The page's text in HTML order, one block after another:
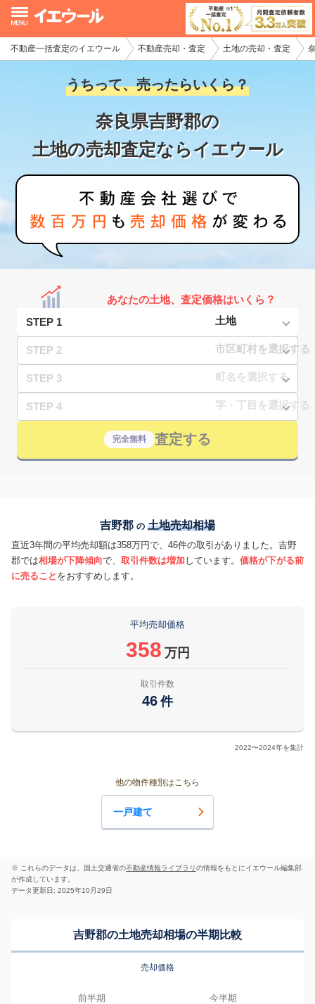
不動産一括査定のイエウール 不動産売却・査定 土地の売却・査定
うちって、売ったらいくら？
奈良県吉野郡の
土地の売却査定ならイエウール
あなたの土地、査定価格はいくら？
STEP 1
STEP 2
STEP 3
STEP 4
完全無料 査定する
吉野郡 の 土地売却相場
直近3年間の平均売却額は358万円で、46件の取引がありました。吉野
郡では相場が下降傾向で、 取引件数は増加しています。 価格が下がる前
に売ること をおすすめします。
平均売却価格
358 万円
取引件数
46 件
2022〜2024年を集計
他の物件種別はこちら
一戸建て
※ これらのデータは、国土交通省の不動産情報ライブラリの情報をもとにイエウール編集部
が作成しています。
データ更新日: 2025年10月29日
吉野郡の土地売却相場の半期比較
売却価格
前半期 今半期
イエウール加盟希望の不動産会社様
初めての方へ
不動産の売却・一括査定
家査定シミュレーター
お問い合わせ